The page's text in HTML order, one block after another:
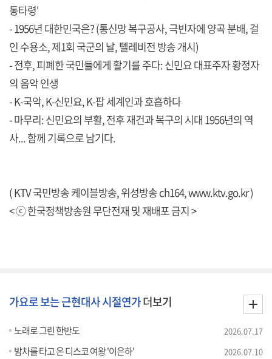
동타령'
- 1956년 대한민국은? (통신망 복구공사, 극빈자에 양곡 분배, 걸
인 수용소, 제1회 국군의 날, 텔레비전 방송 개시)
- 전후, 피폐한 국민들에게 활기를 주다: 신민요 대표주자 황정자
의 음악 인생
- K-국악, K-신민요, K-팝 세계인과 호흡하다
- 마무리: 신민요의 부활, 전후 재건과 복구의 시대 1956년의 역
사... 함께 기록으로 남기다.
( KTV 국민방송 케이블방송, 위성방송 ch164,www.ktv.go.kr)
< ⓒ 한국정책방송원 무단전재 및 재배포 금지 >
가요로 보는 근현대사 시절연가더보기
노래로 그린 한반도 2026.07.17
밤차를 타고 온 디스코 여왕 '이은하' 2026.07.10